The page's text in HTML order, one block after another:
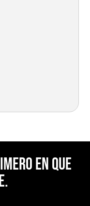
en Que